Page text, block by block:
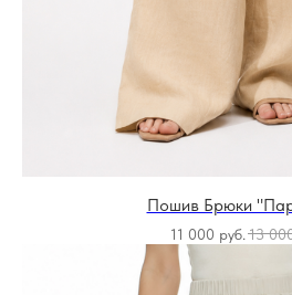
Пошив Брюки
11 000 руб.13